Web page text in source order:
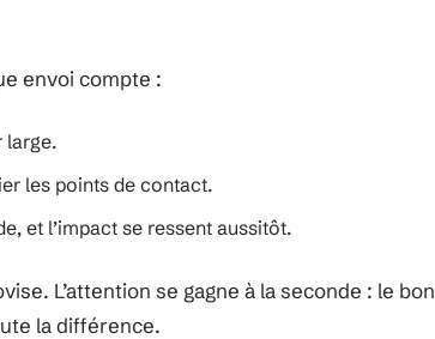
envoi compte :
large.
les points de contact.
et l’impact se ressent aussitôt.
L’attention se gagne à la seconde : le bon
la différence.